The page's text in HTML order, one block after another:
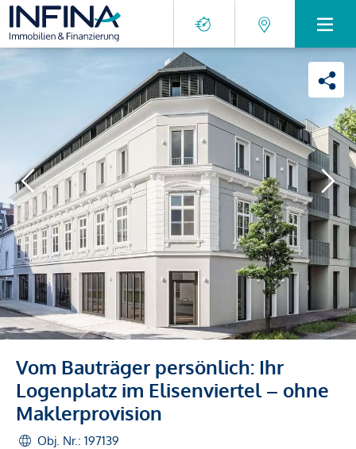
Vom Bauträger persönlich: Ihr
Logenplatz im Elisenviertel – ohne
Maklerprovision
Obj. Nr.: 197139